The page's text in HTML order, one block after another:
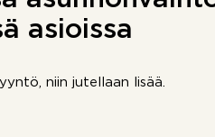
asioissa
niin jutellaan lisää.